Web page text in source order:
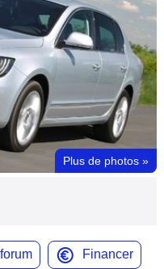
Plus de photos »
Financer